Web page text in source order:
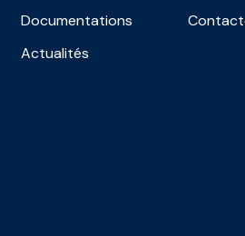
Documentations
Actualités